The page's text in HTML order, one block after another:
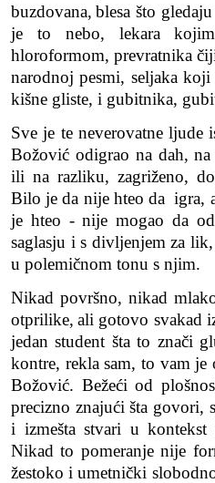
buzdovana, blesa što
je to nebo, lekara
hloroformom, prevratnika
narodnoj pesmi, seljaka
kišne gliste, i gubitnika,
Sve je te neverovatne ljude
Božović odigrao na dah, na
ili na razliku, zagriženo,
Bilo je da nije hteo da igra,
je hteo -nije mogao da
saglasju i s divljenjem za
u polemičnom tonu s njim.
Nikad površno, nikad
otprilike, ali gotovo svakad
jedan student šta to znači
kontre, rekla sam, to vam je
Božović. Bežeći od
precizno znajući šta govori,
i izmešta stvari u kontekst
Nikad to pomeranje nije
žestoko i umetnički